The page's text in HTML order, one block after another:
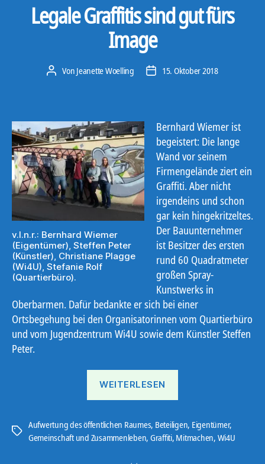
Legale Graffitis sind gut fürs
Image
Beitragsautor
Von Jeanette Woelling Veröffentlichungsdatum
15. Oktober 2018
v.l.n.r.: Bernhard Wiemer
(Eigentümer), Steffen Peter
(Künstler), Christiane Plagge
(Wi4U), Stefanie Rolf
(Quartierbüro).
Bernhard Wiemer ist
begeistert: Die lange
Wand vor seinem
Firmengelände ziert ein
Graffiti. Aber nicht
irgendeins und schon
gar kein hingekritzeltes.
Der Bauunternehmer
ist Besitzer des ersten
rund 60 Quadratmeter
großen Spray-
Kunstwerks in
Oberbarmen. Dafür bedankte er sich bei einer
Ortsbegehung bei den Organisatorinnen vom Quartierbüro
und vom Jugendzentrum Wi4U sowie dem Künstler Steffen
Peter.
WEITERLESEN
gut
fürs
Schlagwörter
Aufwertung des öffentlichen Raumes, Beteiligen, Eigentümer,
Gemeinschaft und Zusammenleben, Graffiti, Mitmachen, Wi4U